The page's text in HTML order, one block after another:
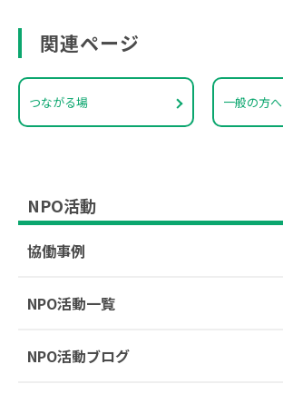
関連ページ
つながる場 一般の方へ
NPO活動
協働事例
NPO活動一覧
NPO活動ブログ